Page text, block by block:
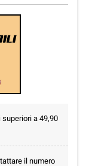
a 49,90
il numero